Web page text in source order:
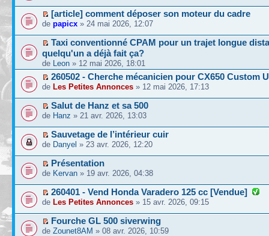
[article] comment déposer son moteur du cadre
de papicx » 24 mai 2026, 12:07
Taxi conventionné CPAM pour un trajet longue
quelqu'un a déjà fait ça?
de Leon » 12 mai 2026, 18:01
260502 - Cherche mécanicien pour CX650 Custom
de Les Petites Annonces » 12 mai 2026, 17:13
Salut de Hanz et sa 500
de Hanz » 21 avr. 2026, 13:03
Sauvetage de l’intérieur cuir
de Danyel » 23 avr. 2026, 12:20
Présentation
de Kervan » 19 avr. 2026, 04:38
260401 - Vend Honda Varadero 125 cc [Vendue]
de Les Petites Annonces » 15 avr. 2026, 09:15
Fourche GL 500 siverwing
de Zounet8AM » 08 avr. 2026, 10:59